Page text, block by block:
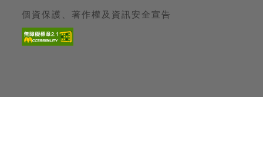
個資保護、著作權及資訊安全宣告